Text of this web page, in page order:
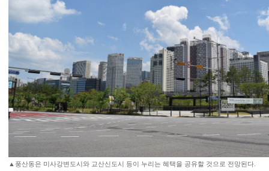
▲풍산동은 미사강변도시와 교산신도시 등이 누리는 혜택을 공유할 것으로 전망된다.